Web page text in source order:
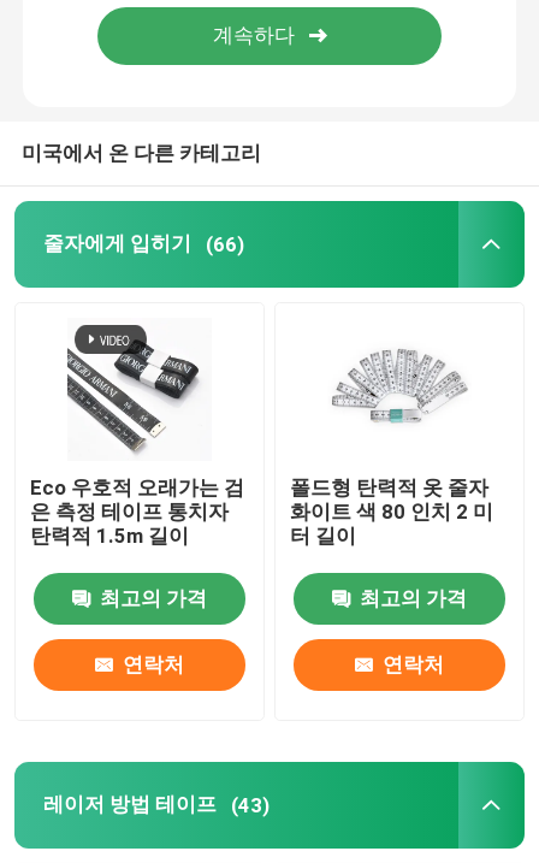
공장 여행
품질 관리
줄자에게 입히기
레이저 방법 테이프
개별적 재봉 줄자
지름 줄자
동물 중량 측정 테이프
미국에서 온 다른 카테고리
줄자에게 입히기 (66)
Eco 우호적 오래가는 검
은 측정 테이프 통치자
탄력적 1.5m 길이
최고의 가격
연락처
폴드형 탄력적 옷 줄자
화이트 색 80 인치 2 미
터 길이
최고의 가격
연락처
레이저 방법 테이프 (43)